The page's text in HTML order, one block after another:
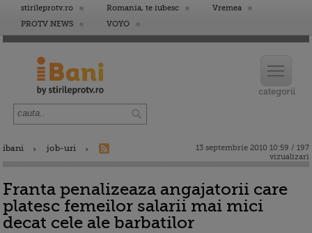
stirileprotv.ro Romania, te iubesc
Vremea
PROTV NEWS
VOYO
ibani job-uri
13 septembrie 2010 10:59 / 197
vizualizari
Franta penalizeaza angajatorii care
platesc femeilor salarii mai mici
decat cele ale barbatilor